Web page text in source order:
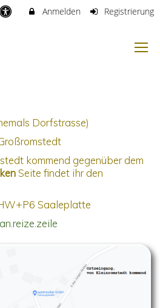
Anmelden Registrierung
Dorfstrasse)
kommend gegenüber dem
Seite findet ihr den
Saaleplatte